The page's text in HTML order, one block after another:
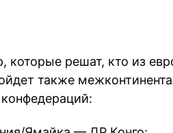
решат, кто из
также